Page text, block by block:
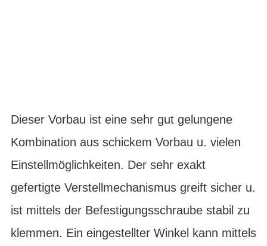
Dieser Vorbau ist eine sehr gut gelungene
Kombination aus schickem Vorbau u. vielen
Einstellmöglichkeiten. Der sehr exakt
gefertigte Verstellmechanismus greift sicher u.
ist mittels der Befestigungsschraube stabil zu
klemmen. Ein eingestellter Winkel kann mittels